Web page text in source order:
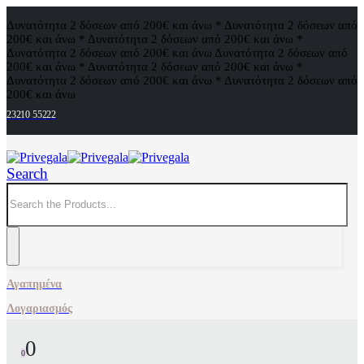
Δυνατότητα 2 δόσεων από 200€ και άνω * Δυνατότητα 2 δόσεων από
200€ και άνω * Δυνατότητα 2 δόσεων από 200€ και άνω *
Δυνατότητα 2 δόσεων από 200€ και άνω Δυνατότητα 2 δόσεων από
200€ και άνω * Δυνατότητα 2 δόσεων από 200€ και άνω *
Δυνατότητα 2 δόσεων από 200€ και άνω * Δυνατότητα 2 δόσεων από
200€ και άνω
23210 55222
Search
Αγαπημένα
Λογαριασμός
00